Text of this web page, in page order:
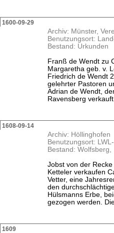
1600-09-29
Archiv: Münster,
Benutzungsort:
Bestand: Urkunden
Franß de Wendt zu
Margaretha geb. v.
Friedrich de Wendt
gelehrter Pastoren
Adrian de Wendt,
Ravensberg
1608-09-14
Archiv: Höllinghofen
Benutzungsort:
Bestand: Wolfsberg,
Jobst von der
Ketteler verkaufen
Vetter, eine
den
Hülsmanns Erbe,
gezogen werden.
1609